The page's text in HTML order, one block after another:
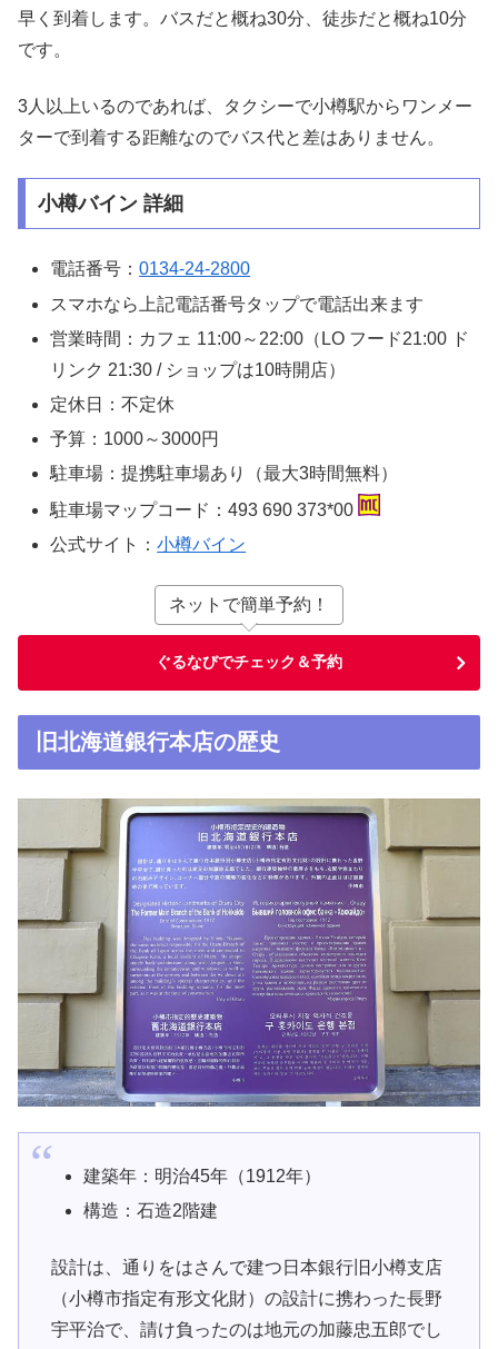
早く到着します。バスだと概ね30分、徒歩だと概ね10分
です。
3人以上いるのであれば、タクシーで小樽駅からワンメー
ターで到着する距離なのでバス代と差はありません。
小樽バイン 詳細
電話番号：0134-24-2800
スマホなら上記電話番号タップで電話出来ます
営業時間：カフェ 11:00～22:00（LO フード21:00 ド
リンク 21:30 / ショップは10時開店）
定休日：不定休
予算：1000～3000円
駐車場：提携駐車場あり（最大3時間無料）
駐車場マップコード：493 690 373*00
公式サイト：小樽バイン
ネットで簡単予約！
ぐるなびでチェック＆予約
旧北海道銀行本店の歴史
建築年：明治45年（1912年）
構造：石造2階建
設計は、通りをはさんで建つ日本銀行旧小樽支店
（小樽市指定有形文化財）の設計に携わった長野
宇平治で、請け負ったのは地元の加藤忠五郎でし